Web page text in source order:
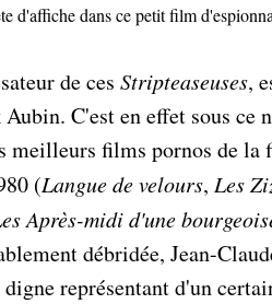
d'affiche dans ce petit film
de ces Stripteaseuses,
C'est en effet sous ce
films pornos de la
(Langue de velours, Les
Après-midi d'une
débridée, Jean-
digne représentant d'un